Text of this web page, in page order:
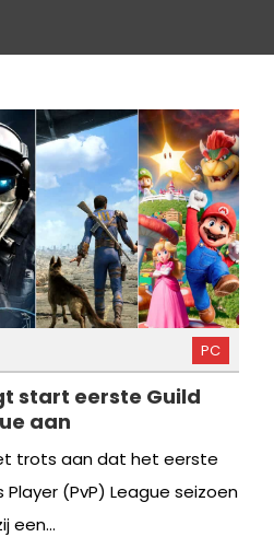
PC
start eerste Guild
aan
trots aan dat het eerste
Player (PvP) League seizoen
een...